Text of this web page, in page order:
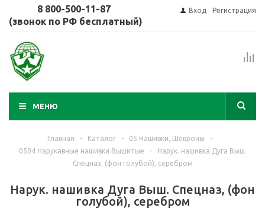
8 800-500-11-87
(звонок по РФ бесплатный)
Вход Регистрация
МЕНЮ
Главная - Каталог - 05 Нашивки, Шевроны
-
0504 Нарукавные нашивки Вышитые
-
Нарук. нашивка Дуга Выш.
Спецназ, (фон голубой), серебром
Нарук. нашивка Дуга Выш. Спецназ, (фон
голубой), серебром